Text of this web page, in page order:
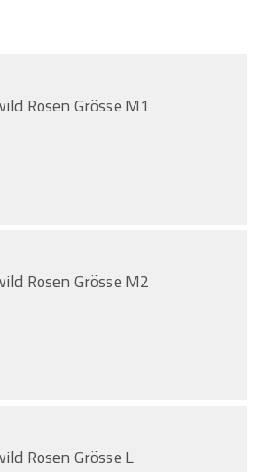
Rosen Grösse M1
Rosen Grösse M2
Rosen Grösse L